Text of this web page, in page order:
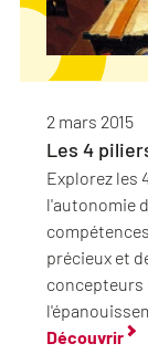
2 mars 2015
Les 4
Explorez les
l'autonomie
précieux et
concepteurs
Découvrir